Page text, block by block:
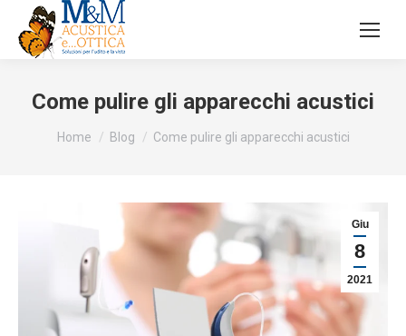
Come pulire gli apparecchi acustici
Tu sei qui:
Home Blog Come pulire gli apparecchi acustici
Giu
8
2021